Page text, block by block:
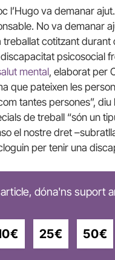
l’Hugo va demanar
No va demanar
cotitzant durant
psicosocial
mental, elaborat per
que pateixen les
tantes persones”, diu
de treball “són un
el nostre dret
per tenir una
dóna'ns suport
25€ 50€